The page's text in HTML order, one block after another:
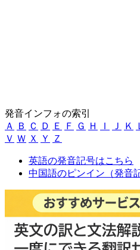
発音インフォの索引
Ａ
Ｂ Ｃ Ｄ Ｅ Ｆ Ｇ Ｈ Ｉ Ｊ Ｋ
Ｖ Ｗ Ｘ Ｙ Ｚ
英語の発音記号はこちら
中国語のピンイン（発音